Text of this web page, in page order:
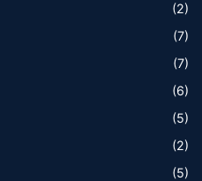
(2)
(7)
(7)
(6)
(5)
(2)
(5)